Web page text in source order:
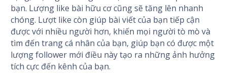
bạn. Lượng like bài hữu cơ cũng sẽ tăng lên nhanh
chóng. Lượt like còn giúp bài viết của bạn tiếp cận
được với nhiều người hơn, khiến mọi người tò mò và
tìm đến trang cá nhân của bạn, giúp bạn có được một
lượng follower mới điều này tạo ra những ảnh hưởng
tích cực đến kênh của bạn.